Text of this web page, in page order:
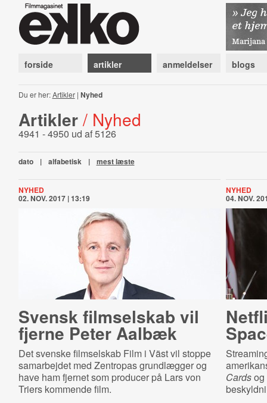
forside artikler anmeldelser blogs
Du er her:Artikler| Nyhed
Artikler / Nyhed
4941 - 4950 ud af 5126
dato | alfabetisk | mest læste
NYHED
02. NOV. 2017 | 13:19
Svensk filmselskab vil
fjerne Peter Aalbæk
Det svenske filmselskab Film i Väst vil stoppe
samarbejdet med Zentropas grundlægger og
have ham fjernet som producer på Lars von
Triers kommende film.
NYHED
04. NOV.
Cardsog